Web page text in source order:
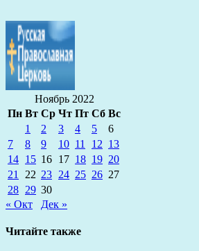
Ноябрь 2022
Пн Вт Ср Чт Пт Сб Вс
1
2 3 4 5
6
7
8 9 10 11 12 13
14 15 16 17 18 19 20
21
22 23 24 25 26 27
28 29 30
« Окт
Дек »
Читайте также